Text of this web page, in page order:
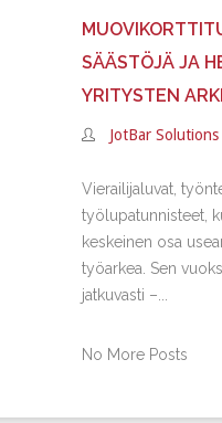
SÄÄSTÖJÄ JA
YRITYSTEN
JotBar Solutions
Vierailijaluvat,
työlupatunnisteet,
keskeinen osa
työarkea. Sen
jatkuvasti –...
No More Posts